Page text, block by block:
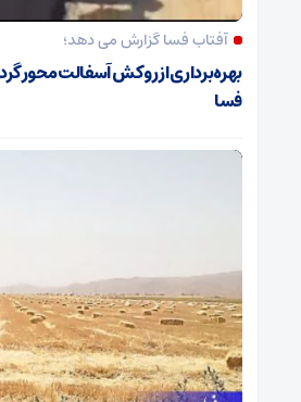
آفتاب فسا گزارش می دهد؛
بهره‌برداری از روکش آسفالت محور
فسا